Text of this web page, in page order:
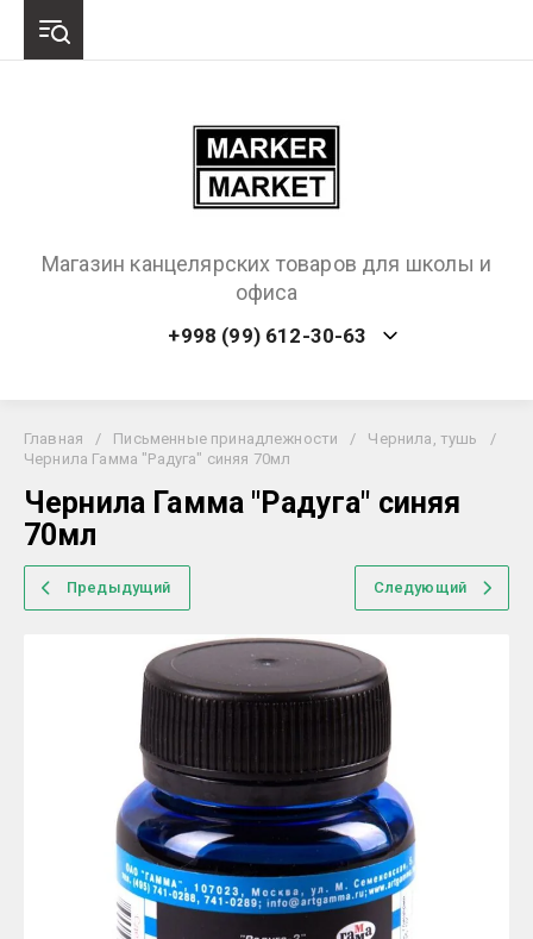
Магазин канцелярских товаров для школы и
офиса
+998 (99) 612-30-63
Главная / Письменные принадлежности / Чернила, тушь
/
Чернила Гамма "Радуга" синяя 70мл
Чернила Гамма "Радуга" синяя
70мл
Предыдущий Следующий